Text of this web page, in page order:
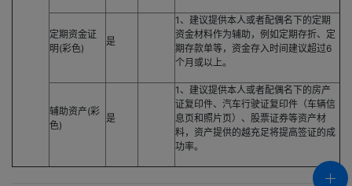
定期资金证
明(彩色)
是
1、建议提供本人或者配偶名下的定期
资金材料作为辅助，例如定期存折、定
期存款单等，资金存入时间建议超过6
个月或以上。
辅助资产(彩
色)
是
1、建议提供本人或者配偶名下的房产
证复印件、汽车行驶证复印件（车辆信
息页和照片页）、股票证券等资产材
料，资产提供的越充足将提高签证的成
功率。